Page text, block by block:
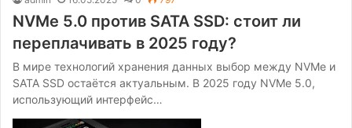
NVMe 5.0 против SATA SSD: стоит ли
переплачивать в 2025 году?
В мире технологий хранения данных выбор между NVMe и
SATA SSD остаётся актуальным. В 2025 году NVMe 5.0,
использующий интерфейс…